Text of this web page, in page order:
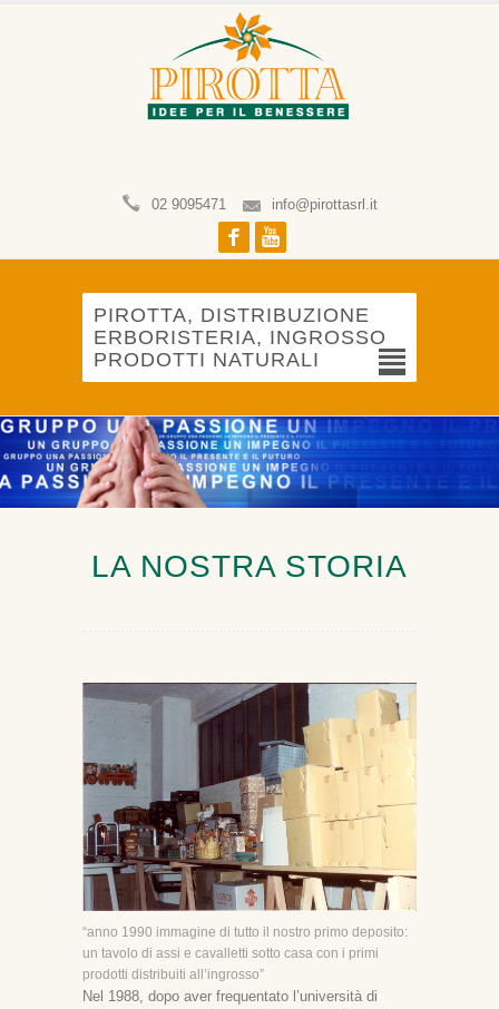
02 9095471
info@pirottasrl.it
Facebook
PIROTTA, DISTRIBUZIONE
ERBORISTERIA, INGROSSO
PRODOTTI NATURALI
LA NOSTRA STORIA
“anno 1990 immagine di tutto il nostro primo deposito:
un tavolo di assi e cavalletti sotto casa con i primi
prodotti distribuiti all’ingrosso”
Nel 1988, dopo aver frequentato l’università di